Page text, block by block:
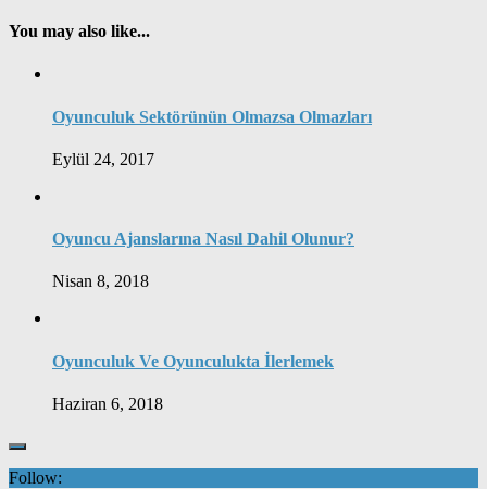
You may also like...
Oyunculuk Sektörünün Olmazsa Olmazları
Eylül 24, 2017
Oyuncu Ajanslarına Nasıl Dahil Olunur?
Nisan 8, 2018
Oyunculuk Ve Oyunculukta İlerlemek
Haziran 6, 2018
Follow: